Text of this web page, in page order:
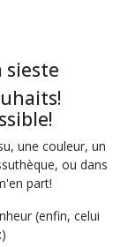
une couleur, un
ou dans
part!
(enfin, celui